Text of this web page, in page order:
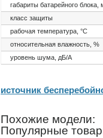
габариты батарейного блока,
класс защиты
рабочая температура, °С
относительная влажность, %
уровень шума, дБ/А
источник
Похожие модели:
Популярные